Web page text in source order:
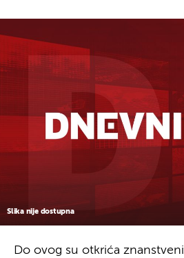
Slika nije dostupna
Do ovog su otkrića